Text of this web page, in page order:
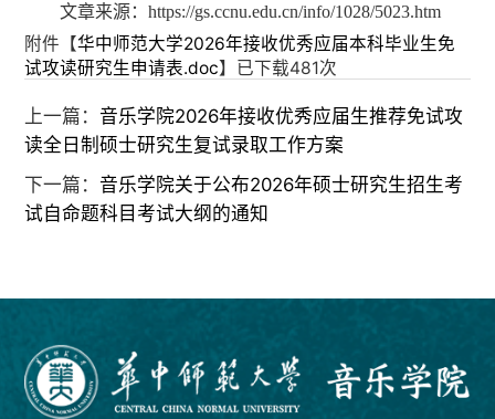
文章来源：https://gs.ccnu.edu.cn/info/1028/5023.htm
附件【华中师范大学2026年接收优秀应届本科毕业生免
试攻读研究生申请表.doc】已下载481次
上一篇： 音乐学院2026年接收优秀应届生推荐免试攻
读全日制硕士研究生复试录取工作方案
下一篇： 音乐学院关于公布2026年硕士研究生招生考
试自命题科目考试大纲的通知